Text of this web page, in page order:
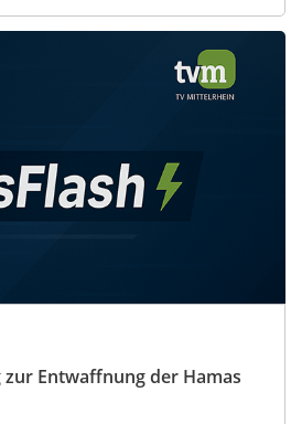
Entwaffnung der Hamas